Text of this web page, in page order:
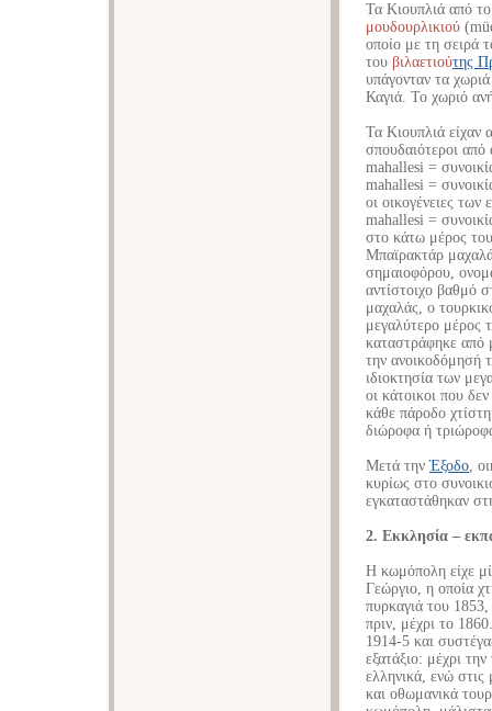
Τα Κιουπλιά από
μουδουρλικιού
οποίο με τη σειρά
του βιλαετιούτης
υπάγονταν τα
Καγιά. Το χωριό
Τα Κιουπλιά είχαν
σπουδαιότεροι
mahallesi =
mahallesi =
οι οικογένειες
mahallesi =
στο κάτω μέρος
Μπαϊρακτάρ
σημαιοφόρου,
αντίστοιχο βαθμό
μαχαλάς, ο
μεγαλύτερο μέρος
καταστράφηκε από
την ανοικοδόμησή
ιδιοκτησία των
οι κάτοικοι που
κάθε πάροδο
διώροφα ή
Μετά τηνΈξοδο,
κυρίως στο
εγκαταστάθηκαν
2. Εκκλησία –
Η κωμόπολη είχε
Γεώργιο, η οποία
πυρκαγιά του
πριν, μέχρι το
1914-5 και
εξατάξιο: μέχρι
ελληνικά, ενώ στις
και οθωμανικά